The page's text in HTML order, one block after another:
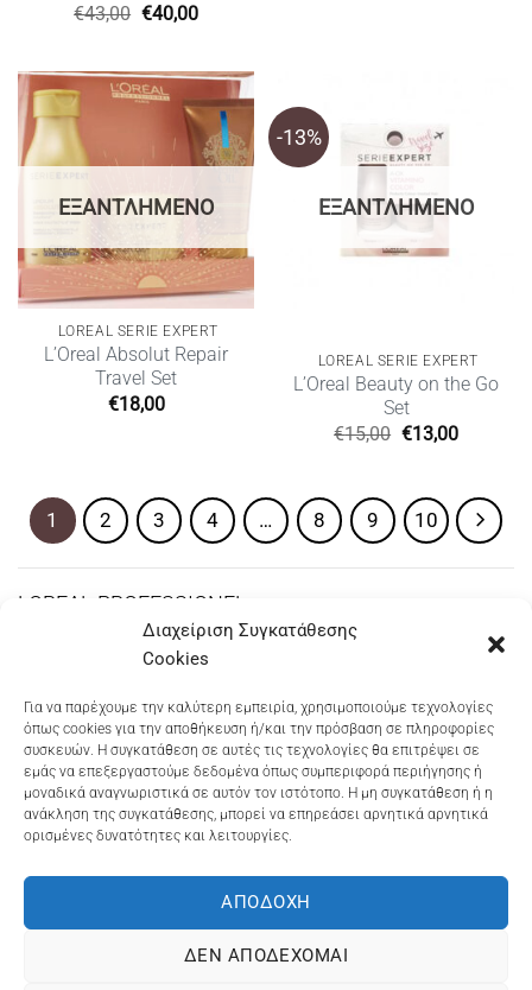
Διαχείριση Συγκατάθεσης
Cookies
Για να παρέχουμε την καλύτερη εμπειρία, χρησιμοποιούμε τεχνολογίες
όπως cookies για την αποθήκευση ή/και την πρόσβαση σε πληροφορίες
συσκευών. Η συγκατάθεση σε αυτές τις τεχνολογίες θα επιτρέψει σε
εμάς να επεξεργαστούμε δεδομένα όπως συμπεριφορά περιήγησης ή
μοναδικά αναγνωριστικά σε αυτόν τον ιστότοπο. Η μη συγκατάθεση ή η
ανάκληση της συγκατάθεσης, μπορεί να επηρεάσει αρνητικά αρνητικά
ορισμένες δυνατότητες και λειτουργίες.
ΑΠΟΔΟΧΉ
ΔΕΝ ΑΠΟΔΈΧΟΜΑΙ
€43,00 Original
price
€43,00.
€40,00Η
είναι:
€40,00.
ΕΞΑΝΤΛΗΜΈΝΟ
LOREAL SERIE EXPERT
L’Oreal Absolut Repair
Travel Set
€18,00
-13%
ΕΞΑΝΤΛΗΜΈΝΟ
LOREAL SERIE EXPERT
L’Oreal Beauty on the Go
Set
€15,00 Original
price
€13,00Η
€13,00.
1 2 3 4 … 8 9 10
LOREAL PROFESSIONEL
Dioni Hair Care, Ζυμβρακάκηδων 33, τηλ 28210
91906
Dioni Hair Spa, Κ. Σφακιανάκη 5, τηλ 28210 94712
On
Delivery
ΤΡΟΠΟΙ ΠΛΗΡΩΜΗΣ
ΠΟΛΙΤΙΚΉ ΕΠΙΣΤΡΟΦΏΝ
ΠΟΛΙΤΙΚΉ ΑΠΟΡΡΉΤΟΥ – COOKIES (ΕΕ)